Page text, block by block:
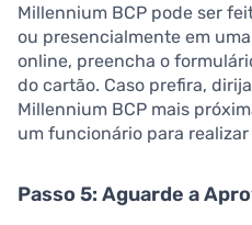
Millennium BCP pode ser
ou presencialmente em
online, preencha o
do cartão. Caso prefira,
Millennium BCP mais
um funcionário para realizar
Passo 5: Aguarde a